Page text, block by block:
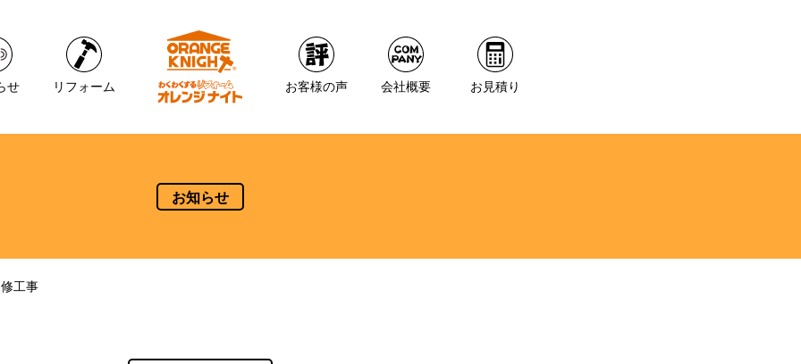
せ リフォーム お客様の声 会社概要 お見積り
お知らせ
工事